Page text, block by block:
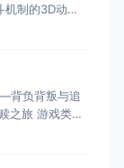
制的3D动作
，在奇幻世
玩家评
创意谜题与扎
背负背叛与追
之旅 游戏类
行暗杀 × 动作